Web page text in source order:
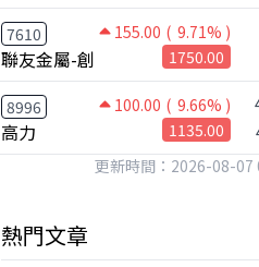
7610 155.00 ( 9.71% )
聯友金屬-創 1750.00
8996 100.00 ( 9.66% )
高力 1135.00
更新時間：2026-08-07
熱門文章